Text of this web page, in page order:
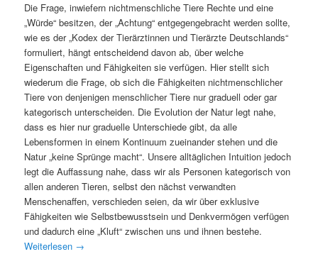
Die Frage, inwiefern nichtmenschliche Tiere Rechte und eine
„Würde“ besitzen, der „Achtung“ entgegengebracht werden sollte,
wie es der „Kodex der Tierärztinnen und Tierärzte Deutschlands“
formuliert, hängt entscheidend davon ab, über welche
Eigenschaften und Fähigkeiten sie verfügen. Hier stellt sich
wiederum die Frage, ob sich die Fähigkeiten nichtmenschlicher
Tiere von denjenigen menschlicher Tiere nur graduell oder gar
kategorisch unterscheiden. Die Evolution der Natur legt nahe,
dass es hier nur graduelle Unterschiede gibt, da alle
Lebensformen in einem Kontinuum zueinander stehen und die
Natur „keine Sprünge macht“. Unsere alltäglichen Intuition jedoch
legt die Auffassung nahe, dass wir als Personen kategorisch von
allen anderen Tieren, selbst den nächst verwandten
Menschenaffen, verschieden seien, da wir über exklusive
Fähigkeiten wie Selbstbewusstsein und Denkvermögen verfügen
und dadurch eine „Kluft“ zwischen uns und ihnen bestehe.
Weiterlesen →